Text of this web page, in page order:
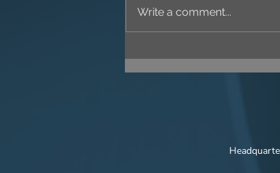
Write a comment...